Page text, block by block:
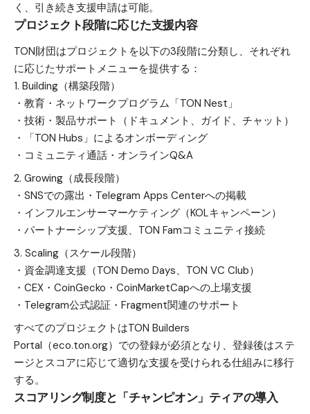
く、引き続き支援申請は可能。
プロジェクト段階に応じた支援内容
TON財団はプロジェクトを以下の3段階に分類し、それぞれ
に応じたサポートメニューを提供する：
Building（構築段階）
・教育・ネットワークプログラム「TON Nest」
・技術・製品サポート（ドキュメント、ガイド、チャット）
・「TON Hubs」によるオンボーディング
・コミュニティ通話・オンラインQ&A
Growing（成長段階）
・SNSでの露出・Telegram Apps Centerへの掲載
・インフルエンサーマーケティング（KOLキャンペーン）
・パートナーシップ支援、TON Famコミュニティ接続
Scaling（スケール段階）
・資金調達支援（TON Demo Days、TON VC Club）
・CEX・CoinGecko・CoinMarketCapへの上場支援
・Telegram公式認証・Fragment関連のサポート
すべてのプロジェクトはTON Builders
Portal（eco.ton.org）での登録が必須となり、登録後はステ
ージとスコアに応じて適切な支援を受けられる仕組みに移行
する。
スコアリング制度と「チャンピオン」ティアの導入